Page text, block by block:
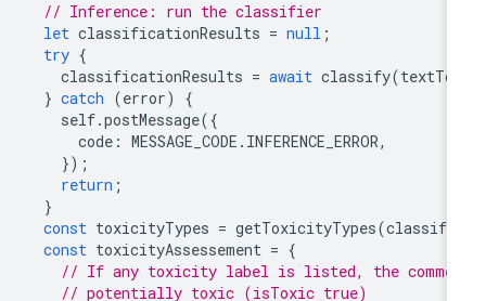
// Inference: run the classifier
let classificationResults = null
try
classificationResults
= await classify(
} catch (error
self.postMessage
code: MESSAGE_CODE.INFERENCE_ERROR
return
const toxicityTypes = getToxicityTypes(
const toxicityAssessement
// If any toxicity label is listed, the
// potentially toxic (isToxic true)